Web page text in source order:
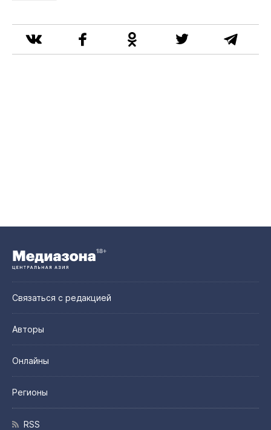
Связаться с редакцией
Авторы
Онлайны
Регионы
RSS